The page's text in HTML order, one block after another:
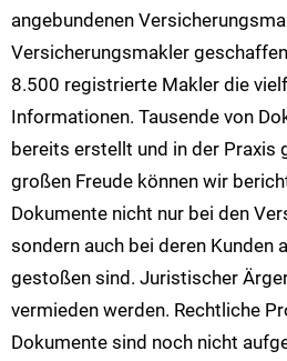
angebundenen
Versicherungsmakler
8.500 registrierte Makler die
Informationen. Tausende von
bereits erstellt und in der Praxis
großen Freude können wir
Dokumente nicht nur bei den
sondern auch bei deren Kunden
gestoßen sind. Juristischer
vermieden werden. Rechtliche
Dokumente sind noch nicht